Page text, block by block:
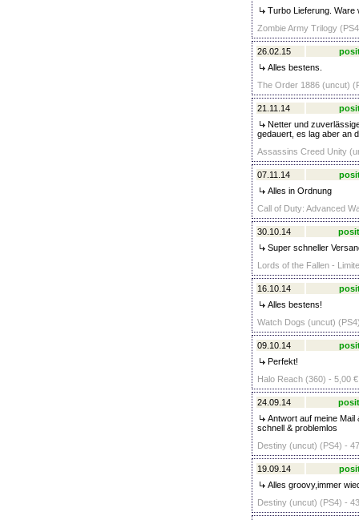
Turbo Lieferung. Ware
Zombie Army Trilogy
26.02.15
Alles bestens.
The Order 1886 (uncut)
21.11.14
Netter und
gedauert, es lag aber an
Assassins Creed Unity
07.11.14
Alles in Ordnung
Call of Duty: Advanced
30.10.14
Super schneller
Lords of the Fallen -
16.10.14
Alles bestens!
Watch Dogs (uncut)
09.10.14
Perfekt!
Halo Reach (360) - 5,00 €
24.09.14
Antwort auf meine
schnell & problemlos
Destiny (uncut) (PS4) -
19.09.14
Alles groovy,immer
Destiny (uncut) (PS4) -